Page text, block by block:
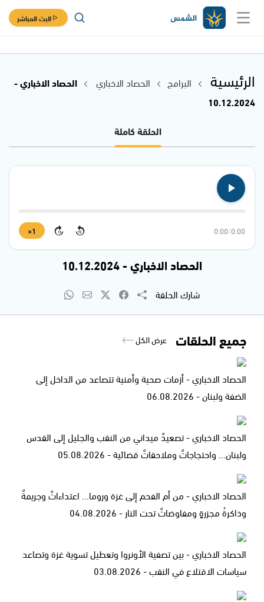
البث المباشر
الرئيسية البرامج الحصاد الاخباري
الحصاد الاخباري -
10.12.2024
الحلقة كاملة
0:00
/
0:00
15
15
1×
الحصاد الاخباري - 10.12.2024
شارك الحلقة
جميع الحلقات عرض الكل
الحصاد الاخباري - أزمات صحية وأمنية تتصاعد من الداخل إلى
الضفة ولبنان - 06.08.2026
الحصاد الاخباري - تصعيدٌ ميداني من النقب والجليل إلى القدس
ولبنان... واحتجاجاتٌ وملاحقاتٌ قضائية - 05.08.2026
الحصاد الاخباري - من أم الفحم إلى غزة وروما... اعتداءاتٌ وجريمةٌ
وذاكرةُ مجزرةٍ ومفاوضاتٌ تحت النار - 04.08.2026
الحصاد الاخباري - بين تصفية الأونروا وتعطيل تسوية غزة وتصاعد
سياسات الاقتلاع في النقب - 03.08.2026